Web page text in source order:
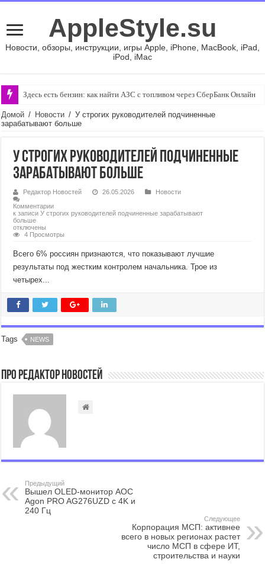
AppleStyle.su
Новости, обзоры, инструкции, игры Apple, iPhone, MacBook, iPad,
iPod, iMac
Здесь есть бензин: как найти АЗС с топливом через СберБанк Онлайн
Домой / Новости / У строгих руководителей подчиненные
зарабатывают больше
У строгих руководителей подчиненные
зарабатывают больше
Редактор Новостей 26.05.2026
Новости
Комментарии
к записи У строгих руководителей подчиненные зарабатывают
больше
отключены
4 Просмотры
Всего 6% россиян признаются, что показывают лучшие
результаты под жестким контролем начальника. Трое из
четырех...
Tags NEWS
Про Редактор Новостей
Предыдущий
Вышел OLED-монитор AOC
Agon PRO AG276UZD с 4K и
240 Гц
Следующее
Корпорация МСП: активнее
всего в новых регионах растет
число МСП в сфере ИТ,
строительства и науки